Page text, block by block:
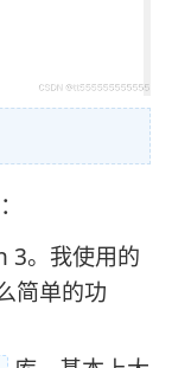
3。我使用的
简单的功